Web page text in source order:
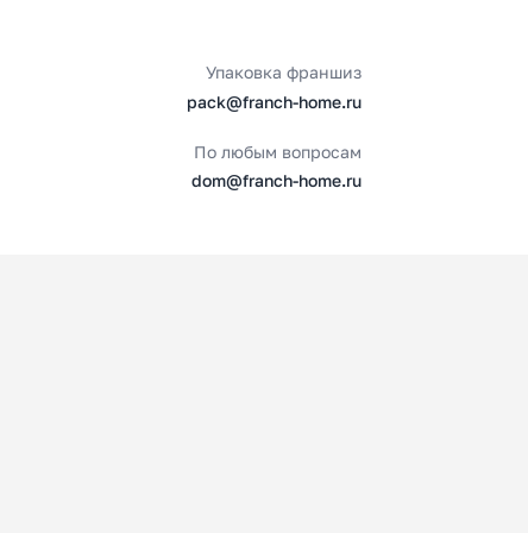
Упаковка франшиз
pack@franch-home.ru
По любым вопросам
dom@franch-home.ru